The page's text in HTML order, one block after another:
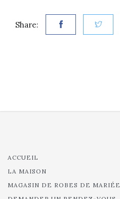
Share:
ACCUEIL
LA MAISON
MAGASIN DE ROBES DE MARIÉE